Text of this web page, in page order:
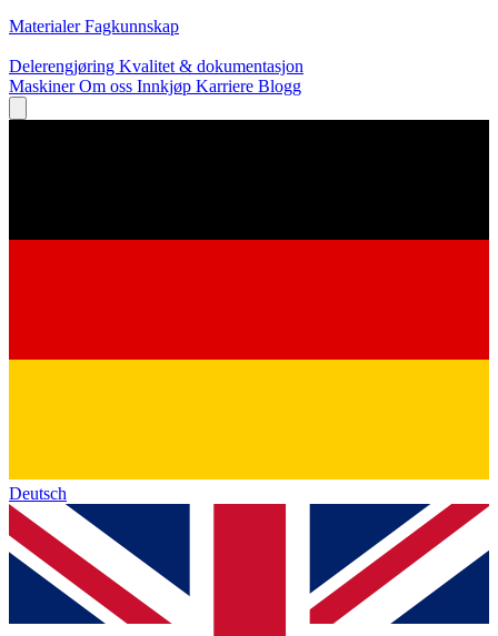
MaterialerFagkunnskap
Delerengjøring Kvalitet & dokumentasjon
MaskinerOm oss Innkjøp Karriere Blogg
Deutsch